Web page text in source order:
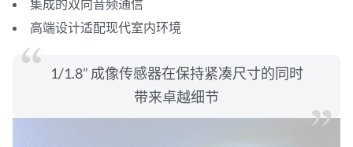
集成的双向音频通信
高端设计适配现代室内环境
1/1.8” 成像传感器在保持紧凑尺寸的同时
带来卓越细节